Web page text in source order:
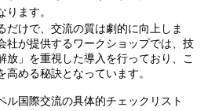
ります。
だけで、交流の質は劇的に向上しま
社が提供するワークショップでは、技
放」を重視した導入を行っており、こ
める秘訣となっています。
ル国際交流の具体的チェックリスト